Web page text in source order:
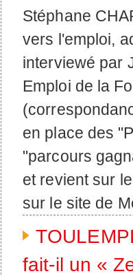
Stéphane
vers l'emploi,
interviewé par
Emploi de la
en place des
"parcours
et revient sur
sur le site de
fait-il un «